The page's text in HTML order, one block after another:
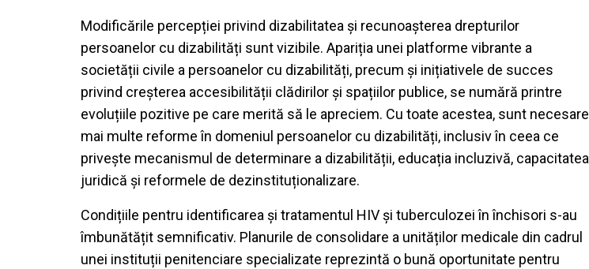
Modificările percepției privind dizabilitatea și recunoașterea drepturilor
persoanelor cu dizabilități sunt vizibile. Apariția unei platforme vibrante a
societății civile a persoanelor cu dizabilități, precum și inițiativele de succes
privind creșterea accesibilității clădirilor și spațiilor publice, se numără printre
evoluțiile pozitive pe care merită să le apreciem. Cu toate acestea, sunt necesare
mai multe reforme în domeniul persoanelor cu dizabilități, inclusiv în ceea ce
privește mecanismul de determinare a dizabilității, educația incluzivă, capacitatea
juridică și reformele de dezinstituționalizare.
Condițiile pentru identificarea și tratamentul HIV și tuberculozei în închisori s-au
îmbunătățit semnificativ. Planurile de consolidare a unităților medicale din cadrul
unei instituții penitenciare specializate reprezintă o bună oportunitate pentru